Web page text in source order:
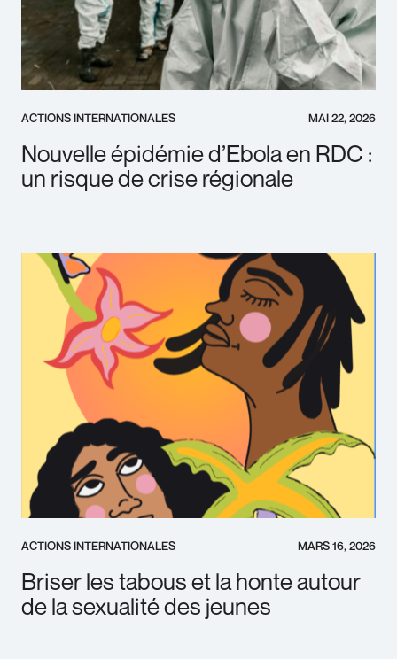
ACTIONS INTERNATIONALES MAI 22, 2026
Nouvelle épidémie d’Ebola en RDC :
un risque de crise régionale
ACTIONS INTERNATIONALES MARS 16, 2026
Briser les tabous et la honte autour
de la sexualité des jeunes